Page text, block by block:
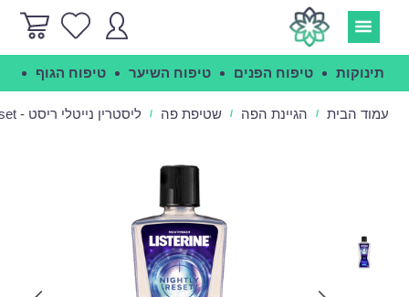
תינוקות טיפוח הפנים טיפוח השיער טיפוח הגוף
עמוד הבית / הגיינת הפה / שטיפת פה / ליסטרין נייטלי ריסט - Listerine Nightly Reset